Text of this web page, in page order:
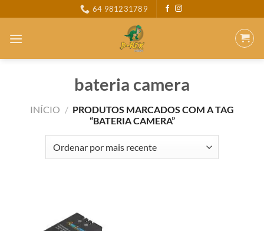
to
content
64 981231789
bateria camera
INÍCIO / PRODUTOS MARCADOS COM A TAG
“BATERIA CAMERA”